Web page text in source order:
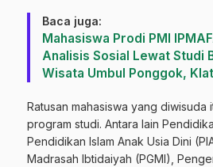
Baca juga:
Mahasiswa Prodi PMI
Analisis Sosial Lewat Studi
Wisata Umbul Ponggok,
Ratusan mahasiswa yang diwisuda
program studi. Antara lain
Pendidikan Islam Anak Usia Dini
Madrasah Ibtidaiyah (PGMI),